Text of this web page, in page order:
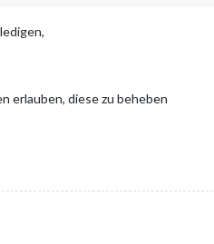
erlauben, diese zu beheben